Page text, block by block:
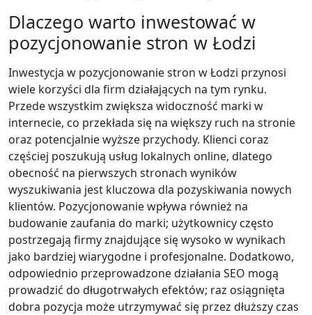
Dlaczego warto inwestować w
pozycjonowanie stron w Łodzi
Inwestycja w pozycjonowanie stron w Łodzi przynosi
wiele korzyści dla firm działających na tym rynku.
Przede wszystkim zwiększa widoczność marki w
internecie, co przekłada się na większy ruch na stronie
oraz potencjalnie wyższe przychody. Klienci coraz
częściej poszukują usług lokalnych online, dlatego
obecność na pierwszych stronach wyników
wyszukiwania jest kluczowa dla pozyskiwania nowych
klientów. Pozycjonowanie wpływa również na
budowanie zaufania do marki; użytkownicy często
postrzegają firmy znajdujące się wysoko w wynikach
jako bardziej wiarygodne i profesjonalne. Dodatkowo,
odpowiednio przeprowadzone działania SEO mogą
prowadzić do długotrwałych efektów; raz osiągnięta
dobra pozycja może utrzymywać się przez dłuższy czas